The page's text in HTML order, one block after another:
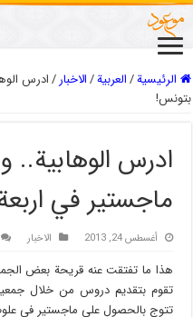
الرئيسية/العربیة/الاخبار/ادرس
بتونس!
ادرس
ماجستير في
أغسطس 24, 2013 الاخبار
هذا ما تفتقت عنه قريحة بعض
تقوم بتقديم دروس من خلال
تتوج بالحصول على ماجستير في